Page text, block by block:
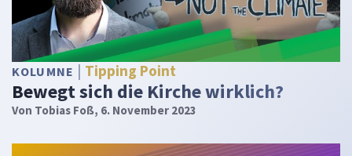
KOLUMNE Tipping Point
Bewegt sich die Kirche wirklich?
Von Tobias Foß, 6. November 2023